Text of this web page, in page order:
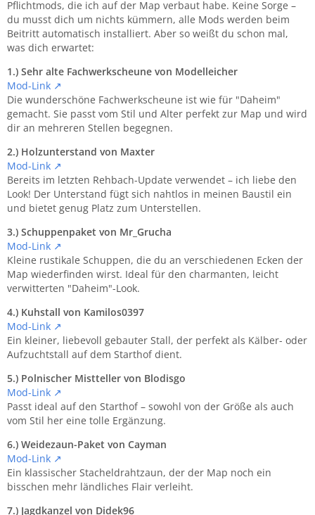
Pflichtmods, die ich auf der Map verbaut habe. Keine Sorge –
du musst dich um nichts kümmern, alle Mods werden beim
Beitritt automatisch installiert. Aber so weißt du schon mal,
was dich erwartet:
1.) Sehr alte Fachwerkscheune von Modelleicher
Mod-Link
Die wunderschöne Fachwerkscheune ist wie für "Daheim"
gemacht. Sie passt vom Stil und Alter perfekt zur Map und wird
dir an mehreren Stellen begegnen.
2.) Holzunterstand von Maxter
Mod-Link
Bereits im letzten Rehbach-Update verwendet – ich liebe den
Look! Der Unterstand fügt sich nahtlos in meinen Baustil ein
und bietet genug Platz zum Unterstellen.
3.) Schuppenpaket von Mr_Grucha
Mod-Link
Kleine rustikale Schuppen, die du an verschiedenen Ecken der
Map wiederfinden wirst. Ideal für den charmanten, leicht
verwitterten "Daheim"-Look.
4.) Kuhstall von Kamilos0397
Mod-Link
Ein kleiner, liebevoll gebauter Stall, der perfekt als Kälber- oder
Aufzuchtstall auf dem Starthof dient.
5.) Polnischer Mistteller von Blodisgo
Mod-Link
Passt ideal auf den Starthof – sowohl von der Größe als auch
vom Stil her eine tolle Ergänzung.
6.) Weidezaun-Paket von Cayman
Mod-Link
Ein klassischer Stacheldrahtzaun, der der Map noch ein
bisschen mehr ländliches Flair verleiht.
7.) Jagdkanzel von Didek96